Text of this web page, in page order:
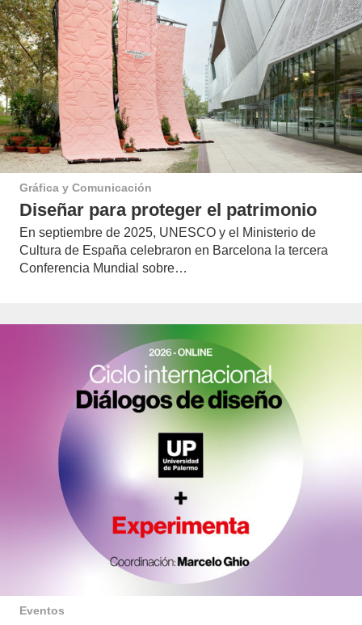
Gráfica y Comunicación
Diseñar para proteger el patrimonio
En septiembre de 2025, UNESCO y el Ministerio de
Cultura de España celebraron en Barcelona la tercera
Conferencia Mundial sobre…
Eventos